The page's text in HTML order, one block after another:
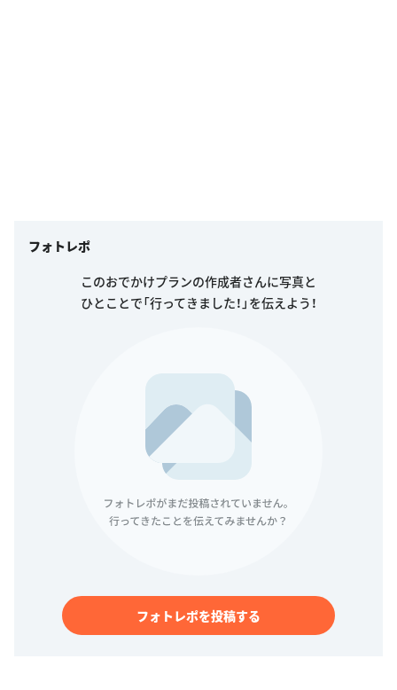
フォトレポ
このおでかけプランの作成者さんに写真と
ひとことで「行ってきました！」を伝えよう！
フォトレポを投稿する